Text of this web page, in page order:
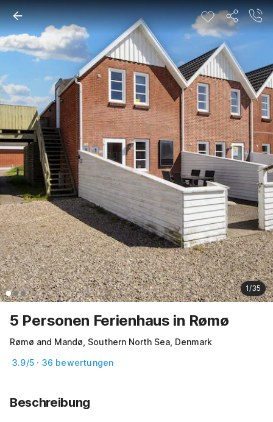
1/35
5 Personen Ferienhaus in Rømø
Rømø and Mandø, Southern North Sea, Denmark
3.9/5 · 36 bewertungen
Beschreibung